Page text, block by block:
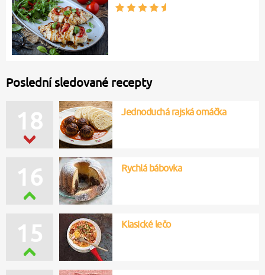
Poslední sledované recepty
18 Jednoduchá rajská omáčka
16 Rychlá bábovka
15 Klasické lečo